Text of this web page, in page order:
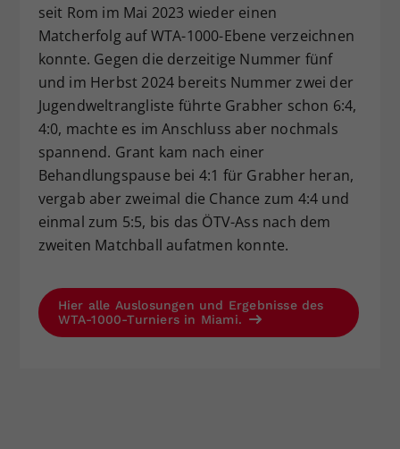
seit Rom im Mai 2023 wieder einen
Matcherfolg auf WTA-1000-Ebene verzeichnen
konnte. Gegen die derzeitige Nummer fünf
und im Herbst 2024 bereits Nummer zwei der
Jugendweltrangliste führte Grabher schon 6:4,
4:0, machte es im Anschluss aber nochmals
spannend. Grant kam nach einer
Behandlungspause bei 4:1 für Grabher heran,
vergab aber zweimal die Chance zum 4:4 und
einmal zum 5:5, bis das ÖTV-Ass nach dem
zweiten Matchball aufatmen konnte.
Hier alle Auslosungen und Ergebnisse des
WTA-1000-Turniers in Miami.